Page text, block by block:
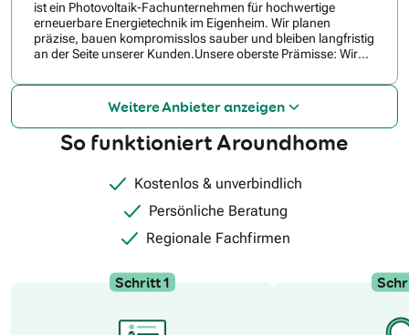
ist ein Photovoltaik-Fachunternehmen für hochwertige
erneuerbare Energietechnik im Eigenheim. Wir planen
präzise, bauen kompromisslos sauber und bleiben langfristig
an der Seite unserer Kunden.Unsere oberste Prämisse: Wir
weiterempfehlen!Ecopur steht für ehrliche Beratung, präzise
Planung und kompromisslose Ausführung.Als
professioneller Partner für Solaranlagen in der
Zentralschweiz und Ostschweiz begleiten wir Sie von der
Beratung bis zur Installation. Wir planen individuelle
zuverlässige Qualität, saubere Ausführung und nachhaltige
Energielösungen.
Weitere Anbieter anzeigen
So funktioniert Aroundhome
Kostenlos & unverbindlich
Persönliche Beratung
Regionale Fachfirmen
Schritt 1